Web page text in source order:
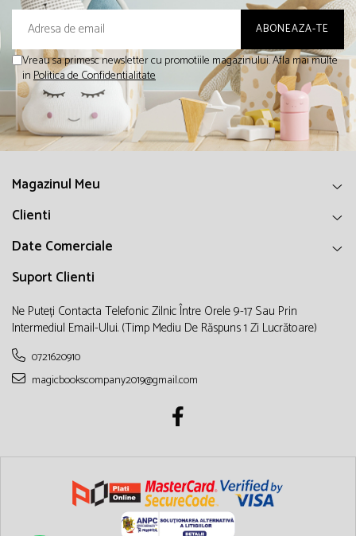
Vreau sa primesc newsletter cu promotiile magazinului. Afla mai multe
inPolitica de Confidentialitate
Magazinul Meu
Clienti
Date Comerciale
Suport Clienti
Ne Puteți Contacta Telefonic Zilnic Între Orele 9-17 Sau Prin
Intermediul Email-Ului. (timp Mediu De Răspuns 1 Zi Lucrătoare)
0721620910
magicbookscompany2019@gmail.com